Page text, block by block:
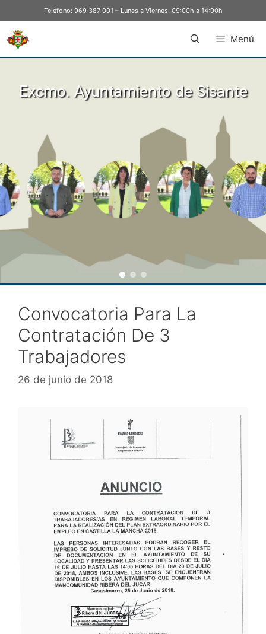
Teléfono: 969 387 001 – Lunes a Viernes: 09:00h a 14:00h
Menú
Excmo. Ayuntamiento de Sisante
Convocatoria Para La
Contratación De 3
Trabajadores
26 de junio de 2018